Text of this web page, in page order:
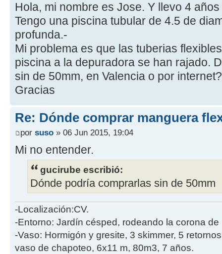
Hola, mi nombre es Jose. Y llevo 4
Tengo una piscina tubular de 4.5 de
profunda.-
Mi problema es que las tuberias
piscina a la depuradora se han rajado.
sin de 50mm, en Valencia o por internet?
Gracias
Re: Dónde comprar manguera
por suso » 06 Jun 2015, 19:04
Mi no entender.
gucirube escribió:
Dónde podría comprarlas sin de 50mm
-Localización:CV.
-Entorno: Jardín césped, rodeando la corona
-Vaso: Hormigón y gresite, 3 skimmer, 5
vaso de chapoteo, 6x11 m, 80m3, 7 años.